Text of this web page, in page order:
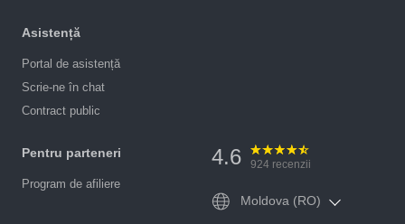
Asistență
Portal de asistență
Scrie-ne în chat
Contract public
Pentru parteneri
Program de afiliere
4.6 924 recenzii
Moldova (RO)